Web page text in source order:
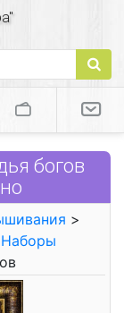
богов
>
Наборы